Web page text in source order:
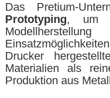
Das Pretium-
Prototyping, um
Drucker
Materialien als
Produktion aus